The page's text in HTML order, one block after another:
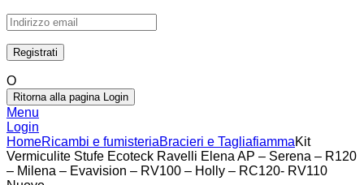
O
Ritorna alla pagina Login
Menu
Login
HomeRicambi e fumisteriaBracieri e TagliafiammaKit
Vermiculite Stufe Ecoteck Ravelli Elena AP – Serena – R120
– Milena – Evavision – RV100 – Holly – RC120- RV110